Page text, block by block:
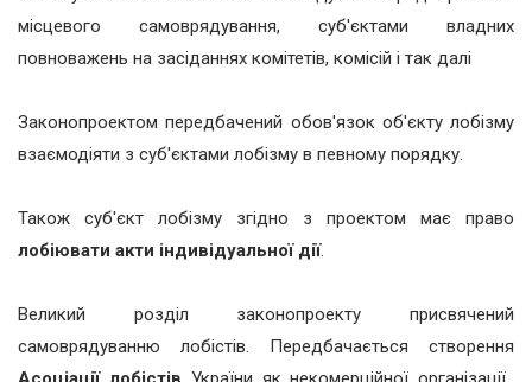
місцевого самоврядування, суб'єктами владних
повноважень на засіданнях комітетів, комісій і так далі
Законопроектом передбачений обов'язок об'єкту лобізму
взаємодіяти з суб'єктами лобізму в певному порядку.
Також суб'єкт лобізму згідно з проектом має право
лобіювати акти індивідуальної дії.
Великий розділ законопроекту присвячений
самоврядуванню лобістів. Передбачається створення